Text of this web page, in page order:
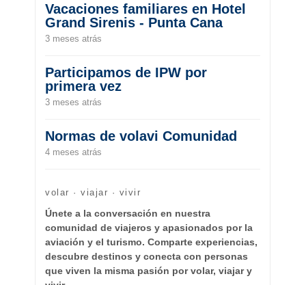
Vacaciones familiares en Hotel
Grand Sirenis - Punta Cana
3 meses atrás
Participamos de IPW por
primera vez
3 meses atrás
Normas de volavi Comunidad
4 meses atrás
volar · viajar · vivir
Únete a la conversación en nuestra
comunidad de viajeros y apasionados por la
aviación y el turismo. Comparte experiencias,
descubre destinos y conecta con personas
que viven la misma pasión por volar, viajar y